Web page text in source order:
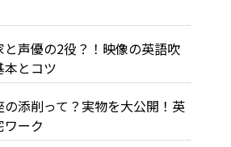
と声優の2役？！映像の英語吹
本とコツ
添削って？実物を大公開！英
ーク